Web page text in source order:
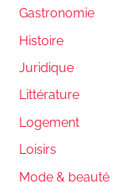
Gastronomie
Histoire
Juridique
Littérature
Logement
Loisirs
Mode & beauté